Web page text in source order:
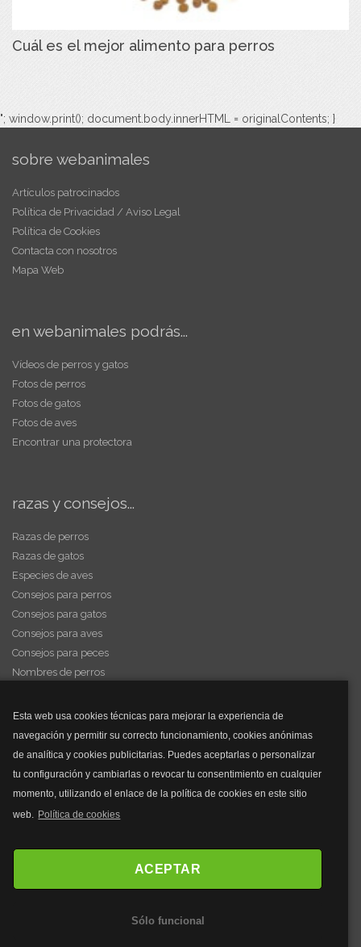
Esta web usa cookies técnicas para mejorar la experiencia de
navegación y permitir su correcto funcionamiento, cookies anónimas
de analítica y cookies publicitarias. Puedes aceptarlas o personalizar
tu configuración y cambiarlas o revocar tu consentimiento en cualquier
momento, utilizando el enlace de la política de cookies en este sitio
web. Política de cookies
ACEPTAR
Sólo funcional
Cuál es el mejor alimento para perros
"; window.print(); document.body.innerHTML = originalContents; }
sobre webanimales
Artículos patrocinados
Política de Privacidad / Aviso Legal
Política de Cookies
Contacta con nosotros
Mapa Web
en webanimales podrás...
Vídeos de perros y gatos
Fotos de perros
Fotos de gatos
Fotos de aves
Encontrar una protectora
razas y consejos...
Razas de perros
Razas de gatos
Especies de aves
Consejos para perros
Consejos para gatos
Consejos para aves
Consejos para peces
Nombres de perros
y mucho más...